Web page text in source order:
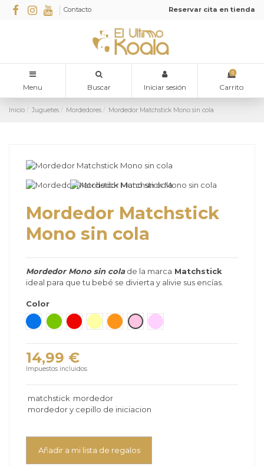
Contacto Reservar cita en tienda
Menu Buscar Iniciar sesión
0
Carrito
Inicio Juguetes Mordedores Mordedor Matchstick Mono sin cola
Mordedor Matchstick
Mono sin cola
Mordedor Mono sin colade la marca Matchstick
ideal para que tu bebé se divierta y alivie sus encías.
Color
Azul
Verde Rojo AmarilloNaranjaRosa Lila Silky
14,99 €
Impuestos incluidos
matchstick mordedor
mordedor y cepillo de iniciacion
Añadir a mi lista de regalos